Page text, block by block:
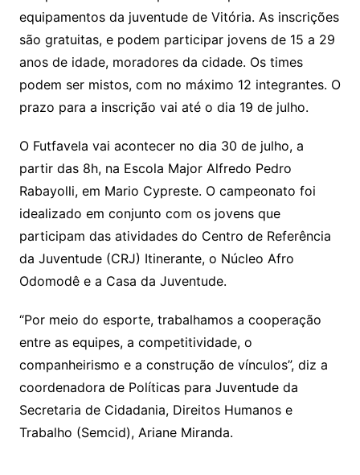
A
p
p
b
o
o
k
equipamentos da juventude de Vitória. As inscrições
são gratuitas, e podem participar jovens de 15 a 29
anos de idade, moradores da cidade. Os times
podem ser mistos, com no máximo 12 integrantes. O
prazo para a inscrição vai até o dia 19 de julho.
O Futfavela vai acontecer no dia 30 de julho, a
partir das 8h, na Escola Major Alfredo Pedro
Rabayolli, em Mario Cypreste. O campeonato foi
idealizado em conjunto com os jovens que
participam das atividades do Centro de Referência
da Juventude (CRJ) Itinerante, o Núcleo Afro
Odomodê e a Casa da Juventude.
“Por meio do esporte, trabalhamos a cooperação
entre as equipes, a competitividade, o
companheirismo e a construção de vínculos”, diz a
coordenadora de Políticas para Juventude da
Secretaria de Cidadania, Direitos Humanos e
Trabalho (Semcid), Ariane Miranda.